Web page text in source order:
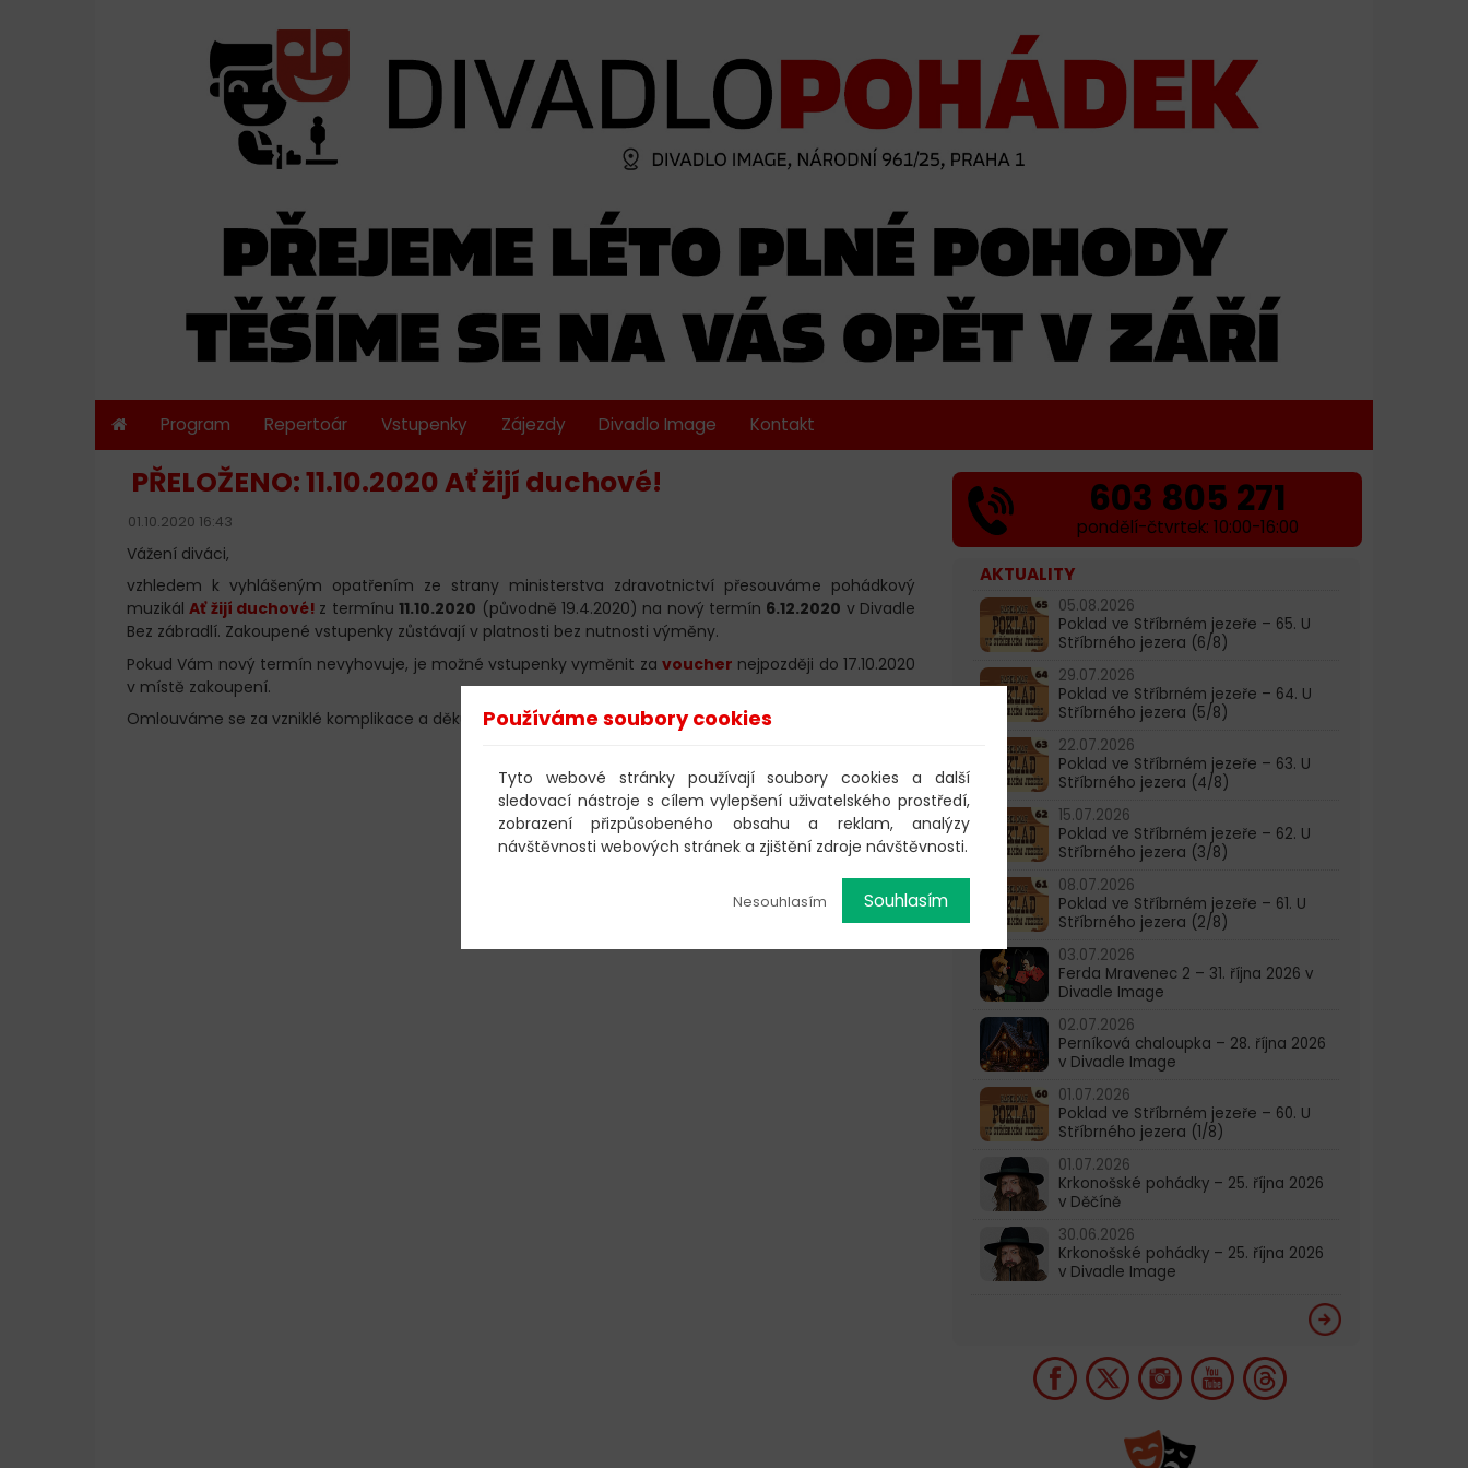
Program Repertoár Vstupenky Zájezdy Divadlo Image Kontakt
PŘELOŽENO: 11.10.2020 Ať žijí duchové!
01.10.2020 16:43
Vážení diváci,
vzhledem k vyhlášeným opatřením ze strany ministerstva zdravotnictví přesouváme pohádkový
muzikálAť žijí duchové! z termínu11.10.2020 (původně 19.4.2020) na nový termín 6.12.2020 v Divadle
Bez zábradlí. Zakoupené vstupenky zůstávají v platnosti bez nutnosti výměny.
Pokud Vám nový termín nevyhovuje, je možné vstupenky vyměnit zavoucher nejpozději do 17.10.2020
v místě zakoupení.
Omlouváme se za vzniklé komplikace a děkujeme za pochopení.
603 805 271
pondělí-čtvrtek: 10:00-16:00
AKTUALITY
05.08.2026
Poklad ve Stříbrném jezeře – 65. U
Stříbrného jezera (6/8)
29.07.2026
Poklad ve Stříbrném jezeře – 64. U
Stříbrného jezera (5/8)
22.07.2026
Poklad ve Stříbrném jezeře – 63. U
Stříbrného jezera (4/8)
15.07.2026
Poklad ve Stříbrném jezeře – 62. U
Stříbrného jezera (3/8)
08.07.2026
Poklad ve Stříbrném jezeře – 61. U
Stříbrného jezera (2/8)
03.07.2026
Ferda Mravenec 2 – 31. října 2026 v
Divadle Image
02.07.2026
Perníková chaloupka – 28. října 2026
v Divadle Image
01.07.2026
Poklad ve Stříbrném jezeře – 60. U
Stříbrného jezera (1/8)
01.07.2026
Krkonošské pohádky – 25. října 2026
v Děčíně
30.06.2026
Krkonošské pohádky – 25. října 2026
v Divadle Image
Používáme soubory cookies
Tyto webové stránky používají soubory cookies a další
sledovací nástroje s cílem vylepšení uživatelského prostředí,
zobrazení přizpůsobeného obsahu a reklam, analýzy
návštěvnosti webových stránek a zjištění zdroje návštěvnosti.
Nesouhlasím Souhlasím